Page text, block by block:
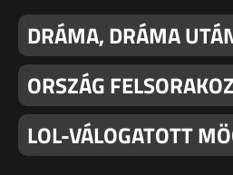
DRÁMA, DRÁMA
ORSZÁG
LOL-VÁLOGATOTT